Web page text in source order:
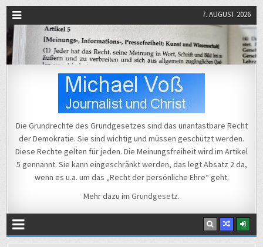
7. AUGUST 2026
Michael Voß
Die Grundrechte des Grundgesetzes sind das unantastbare Recht
der Demokratie. Sie sind wichtig und müssen geschützt werden.
Diese Rechte gelten für jeden. Die Meinungsfreiheit wird im Artikel
5 gennannt. Sie kann eingeschränkt werden, das legt Absatz 2 da,
wenn es u.a. um das „Recht der persönliche Ehre“ geht.
Mehr dazu im Grundgesetz.